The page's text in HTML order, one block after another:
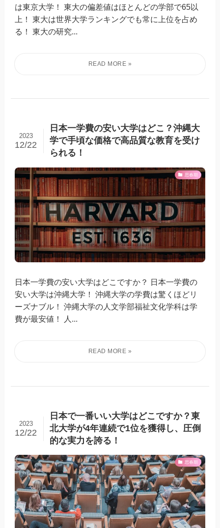
は東京大学！ 東大の偏差値はほとんどの学部で65以
上！ 東大は世界大学ランキングでも常に上位を占め
る！ 東大の研究...
日本一学費の安い大学はどこ？沖縄大
学で手頃な価格で高品質な教育を受け
られる！
2023
12/22
思春期
日本一学費の安い大学はどこですか？ 日本一学費の
安い大学は沖縄大学！ 沖縄大学の学費は驚くほどリ
ーズナブル！ 沖縄大学の人文学部福祉文化学科は学
費が最安値！ 人...
日本で一番いい大学はどこですか？東
北大学が4年連続で1位を獲得し、圧倒
的な実力を誇る！
2023
12/22
思春期